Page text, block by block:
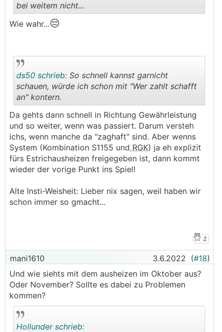
bei weitem nicht...
Wie wahr...😔
..
ds50 schrieb: So schnell kannst garnicht
schauen, würde ich schon mit "Wer zahlt schafft
an" kontern.
Da gehts dann schnell in Richtung Gewährleistung
und so weiter, wenn was passiert. Darum versteh
ichs, wenn manche da "zaghaft" sind. Aber wenns
System (Kombination S1155 und RGK) ja eh explizit
fürs Estrichausheizen freigegeben ist, dann kommt
wieder der vorige Punkt ins Spiel!
Alte Insti-Weisheit: Lieber nix sagen, weil haben wir
schon immer so gmacht...
2
mani1610 3.6.2022 (#18)
Und wie siehts mit dem ausheizen im Oktober aus?
Oder November? Sollte es dabei zu Problemen
kommen?
Hollunder schrieb: